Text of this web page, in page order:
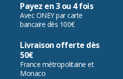
Payez en 3 ou 4 fois
Avec ONEY par carte
bancaire dès 100€
Livraison offerte dès
50€
France métropolitaine et
Monaco